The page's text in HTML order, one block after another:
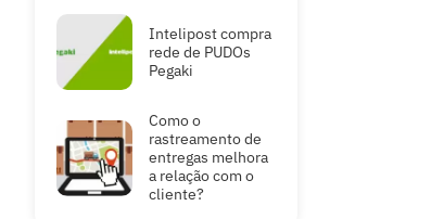
Intelipost compra
rede de PUDOs
Pegaki
Como o
rastreamento de
entregas melhora
a relação com o
cliente?